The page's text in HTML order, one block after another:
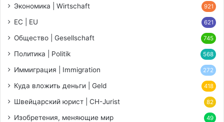
Экономика | Wirtschaft 921
ЕС | EU 621
Общество | Gesellschaft 745
Политика | Politik 568
Иммиграция | Immigration 272
Куда вложить деньги | Geld 418
Швейцарский юрист | CH-Jurist 82
Изобретения, меняющие мир 49